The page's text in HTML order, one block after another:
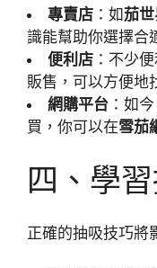
專賣店 ：如茄
識能幫助你選擇合
便利店 ：不少
販售，可以方便地
網購平台 ：如
買，你可以在雪茄
四、學
正確的抽吸技巧將